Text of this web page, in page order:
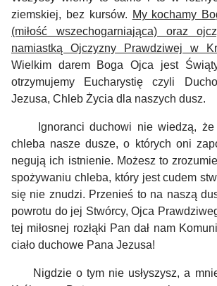
ziemskiej, bez kursów. My kochamy
(miłość wszechogarniająca) oraz
namiastką Ojczyzny Prawdziwej w
Wielkim darem Boga Ojca jest
otrzymujemy Eucharystię czyli
Jezusa, Chleb Życia dla naszych dusz.
Ignoranci duchowi nie wiedzą, że
chleba nasze dusze, o których oni
negują ich istnienie. Możesz to
spożywaniu chleba, który jest cudem
się nie znudzi. Przenieś to na naszą
powrotu do jej Stwórcy, Ojca
tej miłosnej rozłąki Pan dał nam
ciało duchowe Pana Jezusa!
Nigdzie o tym nie usłyszysz, a